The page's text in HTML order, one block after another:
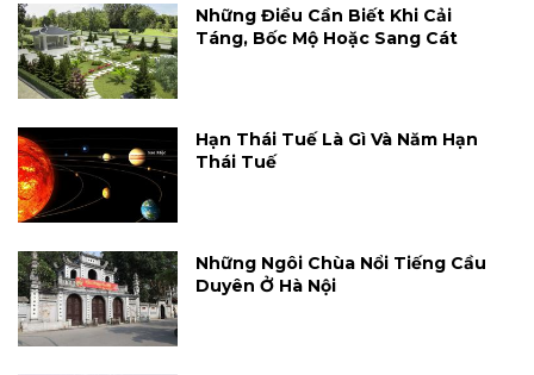
Những Điều Cần Biết Khi Cải
Táng, Bốc Mộ Hoặc Sang Cát
Hạn Thái Tuế Là Gì Và Năm Hạn
Thái Tuế
Những Ngôi Chùa Nổi Tiếng Cầu
Duyên Ở Hà Nội